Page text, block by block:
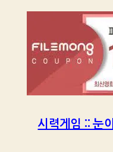
시력게임 :: 눈